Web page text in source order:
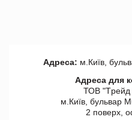
Адреса: м.Київ,
Адреса для
ТОВ "Tрейд
м.Київ, бульвар
2 поверх,